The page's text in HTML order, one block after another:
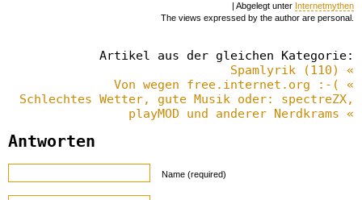
| Abgelegt unter Internetmythen
The views expressed by the author are personal.
Artikel aus der gleichen Kategorie:
Spamlyrik (110) «
Von wegen free.internet.org :-( «
Schlechtes Wetter, gute Musik oder: spectreZX,
playMOD und anderer Nerdkrams «
Antworten
Name (required)